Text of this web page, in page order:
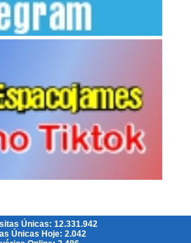
Únicas: 12.331.942
Únicas Hoje: 2.042